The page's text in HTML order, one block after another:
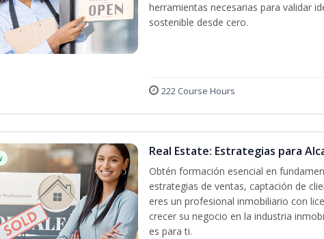
herramientas necesarias para validar
sostenible desde cero.
222 Course Hours
Real Estate: Estrategias para
Obtén formación esencial en
estrategias de ventas, captación de
eres un profesional inmobiliario con
crecer su negocio en la industria
es para ti.